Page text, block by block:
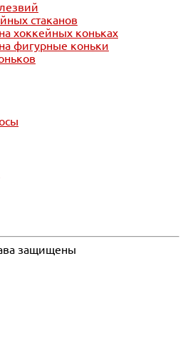
стаканов
хоккейных коньках
фигурные коньки
защищены